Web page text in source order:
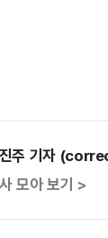
주 기자
모아 보기 >